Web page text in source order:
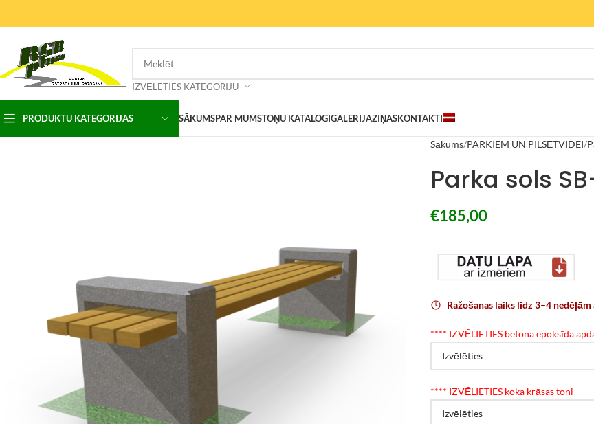
IZVĒLETIES KATEGORIJU
PRODUKTU KATEGORIJAS SĀKUMSPAR MUMSTOŅU KATALOGIGALERIJAZIŅASKONTAKTI
Sākums PARKIEM UN PILSĒTVIDEI
Parka sols
€185,00
Ražošanas laiks līdz 3–4
**** IZVĒLIETIES betona epoksīda
**** IZVĒLIETIES koka krāsas toni